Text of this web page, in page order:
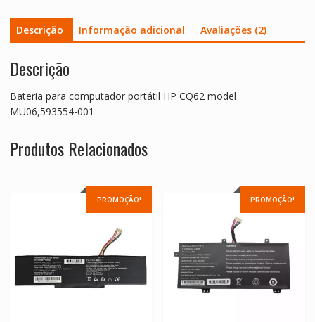
Descrição Informação adicional Avaliações (2)
Descrição
Bateria para computador portátil HP CQ62 model
MU06,593554-001
Produtos Relacionados
PROMOÇÃO! PROMOÇÃO!